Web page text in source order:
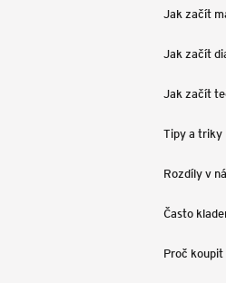
Jak začít
Jak začít
Jak začít
Tipy a triky
Rozdíly v
Často
Proč koupit